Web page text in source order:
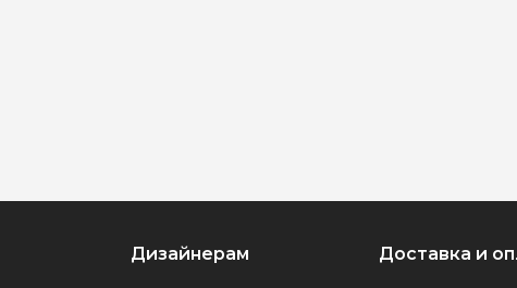
Дизайнерам Доставка и